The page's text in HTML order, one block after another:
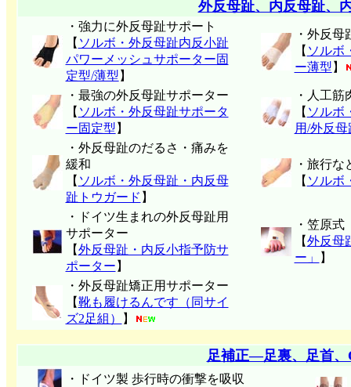
外反母趾、内反母趾、
・強力に外反母趾サポート
【 ソルボ・外反母趾内反小趾
パワーメッシュサポーター固
定型/薄型 】
・外反
【 ソルボ
ー薄型 】
・最強の外反母趾サポーター
【 ソルボ・外反母趾サポータ
ー固定型 】
・人工筋
【 ソルボ
用/外反
・外反母趾のだるさ・痛みを
緩和
【 ソルボ・外反母趾・内反母
趾トウガード 】
・旅行な
【 ソルボ
・ドイツ生まれの外反母趾用
サポーター
【外反母趾・内反小指予防サ
ポーター 】
・笠原式
【外反母
ー」
】
・外反母趾矯正用サポーター
【靴も履けるんです（同サイ
ズ2足組）
】
足補正―足裏、足首
・ドイツ製 歩行時の衝撃を吸収